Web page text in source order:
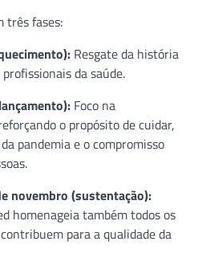
três fases:
Resgate da história
da saúde.
Foco na
o propósito de cuidar,
pandemia e o compromisso
novembro (sustentação):
homenageia também todos os
para a qualidade da